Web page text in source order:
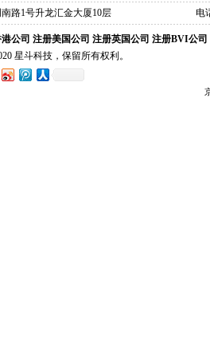
南路1号升龙汇金大厦10层 电
公司 注册美国公司 注册英国公司 注册BVI公司
星斗科技，保留所有权利。